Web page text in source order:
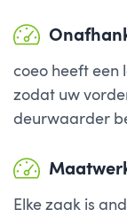
coeo heeft een
zodat uw
deurwaarder
Elke zaak is